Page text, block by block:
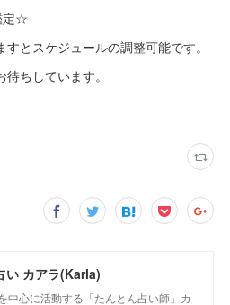
定☆
とスケジュールの調整可能です。
ちしています。
い カアラ(Karla)
中心に活動する「たんとん占い師」カ